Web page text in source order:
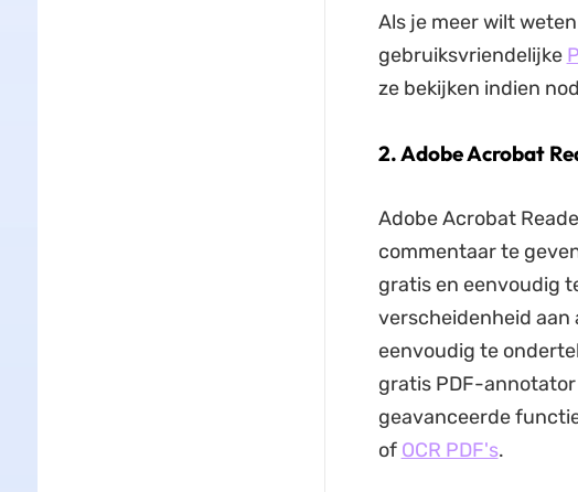
Als je meer wilt
gebruiksvriendelijke
ze bekijken indien
2. Adobe Acrobat
Adobe Acrobat
commentaar te
gratis en eenvoudig
verscheidenheid
eenvoudig te
gratis PDF-
geavanceerde
of OCR PDF's.